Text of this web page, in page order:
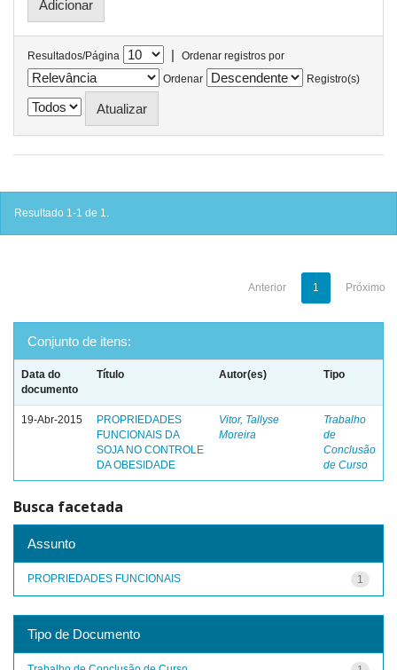
Resultados/Página |
Ordenar registros por
Ordenar
Registro(s)
Resultado 1-1 de 1.
Anterior 1 Próximo
Conjunto de itens:
Data do
documento
Título Autor(es) Tipo
19-Abr-2015
PROPRIEDADES
FUNCIONAIS DA
SOJA NO CONTROLE
DA OBESIDADE
Vitor, Tallyse
Moreira
Trabalho
de
Conclusão
de Curso
Busca facetada
Assunto
1
PROPRIEDADES FUNCIONAIS
Tipo de Documento